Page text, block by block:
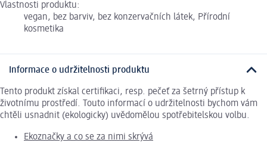
Vlastnosti produktu:
vegan, bez barviv, bez konzervačních látek, Přírodní
kosmetika
Informace o udržitelnosti produktu
Tento produkt získal certifikaci, resp. pečeť za šetrný přístup k
životnímu prostředí. Touto informací o udržitelnosti bychom vám
chtěli usnadnit (ekologicky) uvědomělou spotřebitelskou volbu.
Ekoznačky a co se za nimi skrývá